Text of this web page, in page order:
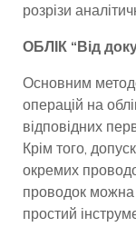
розрізи
ОБЛІК “Від
Основним
операцій на
відповідних
Крім того,
окремих
проводок можна
простий